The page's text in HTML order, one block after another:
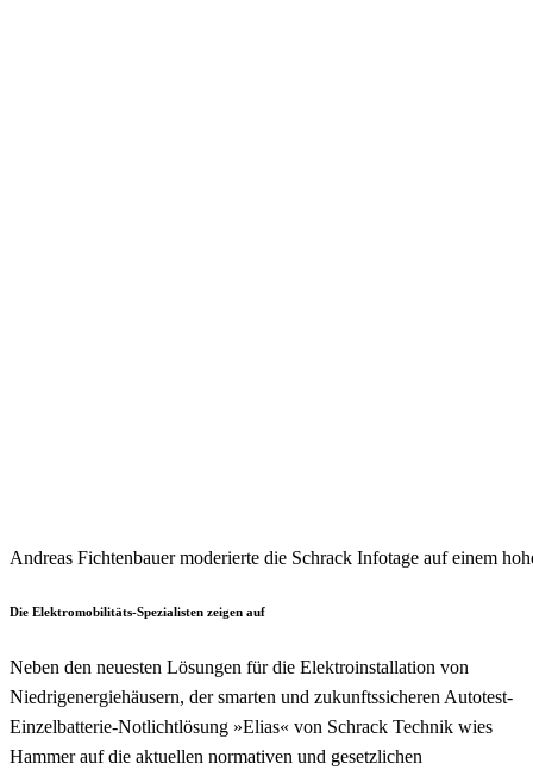
Andreas Fichtenbauer moderierte die Schrack Infotage auf einem
Die Elektromobilitäts-Spezialisten zeigen auf
Neben den neuesten Lösungen für die Elektroinstallation von
Niedrigenergiehäusern, der smarten und zukunftssicheren Autotest-
Einzelbatterie-Notlichtlösung »Elias« von Schrack Technik wies
Hammer auf die aktuellen normativen und gesetzlichen